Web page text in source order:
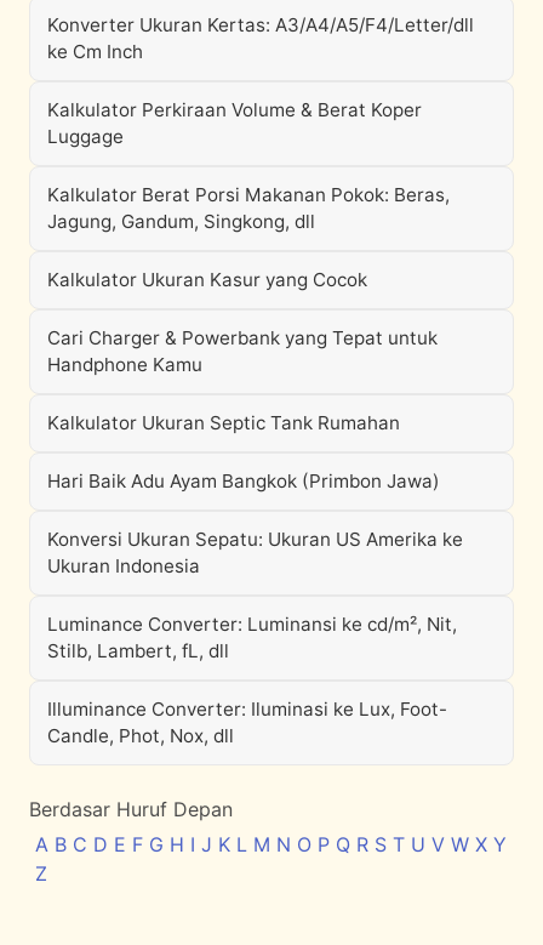
Konverter Ukuran Kertas: A3/A4/A5/F4/Letter/dll
ke Cm Inch
Kalkulator Perkiraan Volume & Berat Koper
Luggage
Kalkulator Berat Porsi Makanan Pokok: Beras,
Jagung, Gandum, Singkong, dll
Kalkulator Ukuran Kasur yang Cocok
Cari Charger & Powerbank yang Tepat untuk
Handphone Kamu
Kalkulator Ukuran Septic Tank Rumahan
Hari Baik Adu Ayam Bangkok (Primbon Jawa)
Konversi Ukuran Sepatu: Ukuran US Amerika ke
Ukuran Indonesia
Luminance Converter: Luminansi ke cd/m², Nit,
Stilb, Lambert, fL, dll
Illuminance Converter: Iluminasi ke Lux, Foot-
Candle, Phot, Nox, dll
Berdasar Huruf Depan
A B C D E F G H I J K L M N O P Q R S T U V W X Y
Z